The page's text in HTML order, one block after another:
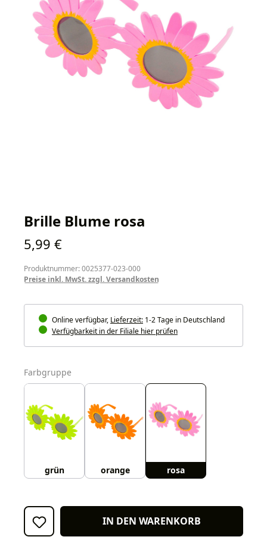
Brille Blume rosa
Regulärer Preis:
5,99 €
Produktnummer: 0025377-023-000
Preise inkl. MwSt. zzgl. Versandkosten
Online verfügbar, Lieferzeit: 1-2 Tage in Deutschland
Verfügbarkeit in der Filiale hier prüfen
Farbgruppe
grün orange rosa
IN DEN WARENKORB